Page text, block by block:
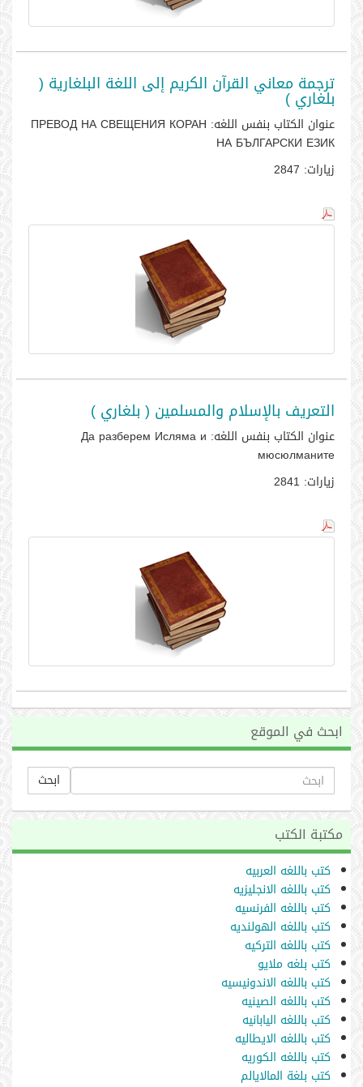
ترجمة معاني القرآن الكريم إلى اللغة البلغارية (
بلغاري )
عنوان الكتاب بنفس اللغه: ПРЕВОД НА СВЕЩЕНИЯ КОРАН
НА БЪЛГАРСКИ ЕЗИК
زيارات:
التعريف بالإسلام والمسلمين ( بلغاري )
عنوان الكتاب بنفس اللغه: Да разберем Ислямa и
мюсюлманите
زيارات:
ابحث في الموقع
ابحث
مكتبة الكتب
كتب باللغه العربيه
كتب باللغه الانجليزيه
كتب باللغه الفرنسيه
كتب باللغه الهولنديه
كتب باللغه التركيه
كتب بلغه ملايو
كتب باللغه الاندونيسيه
كتب باللغه الصينيه
كتب باللغه اليابانيه
كتب باللغه الايطاليه
كتب باللغه الكوريه
كتب بلغة المالايالم